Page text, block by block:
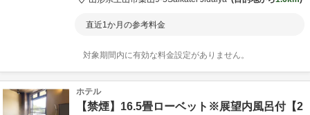
直近1か月の参考料金
対象期間内に有効な料金設定がありません。
ホテル
【禁煙】16.5畳ローベット※展望内風呂付【2